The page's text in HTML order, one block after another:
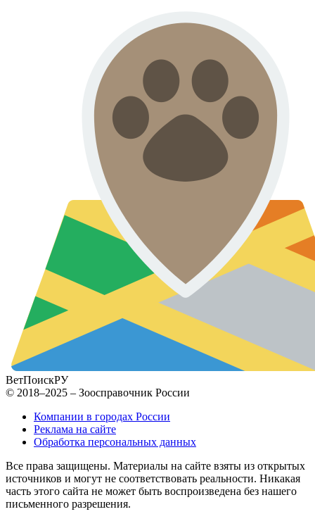
ВетПоискРУ
© 2018–2025 – Зоосправочник России
Компании в городах России
Реклама на сайте
Обработка персональных данных
Все права защищены. Материалы на сайте взяты из открытых
источников и могут не соответствовать реальности. Никакая
часть этого сайта не может быть воспроизведена без нашего
письменного разрешения.